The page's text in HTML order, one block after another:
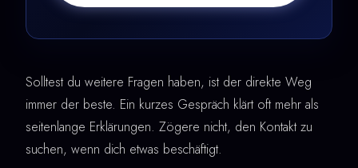
Solltest du weitere Fragen haben, ist der direkte Weg
immer der beste. Ein kurzes Gespräch klärt oft mehr als
seitenlange Erklärungen. Zögere nicht, den Kontakt zu
suchen, wenn dich etwas beschäftigt.